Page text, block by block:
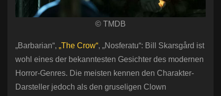
© TMDB
„Barbarian“, „The Crow“, „Nosferatu“: Bill Skarsgård ist
wohl eines der bekanntesten Gesichter des modernen
Horror-Genres. Die meisten kennen den Charakter-
Darsteller jedoch als den gruseligen Clown